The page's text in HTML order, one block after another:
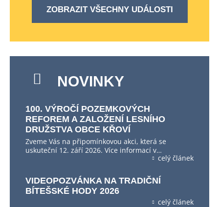
ZOBRAZIT VŠECHNY UDÁLOSTI
NOVINKY
100. VÝROČÍ POZEMKOVÝCH
REFOREM A ZALOŽENÍ LESNÍHO
DRUŽSTVA OBCE KŘOVÍ
Zveme Vás na připomínkovou akci, která se
uskuteční 12. září 2026. Více informací v…
celý článek
VIDEOPOZVÁNKA NA TRADIČNÍ
BÍTEŠSKÉ HODY 2026
celý článek